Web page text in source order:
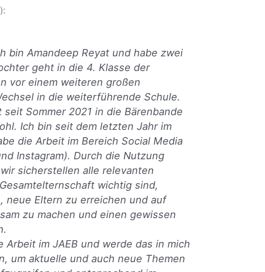
bin Amandeep Reyat und habe zwei
geht in die 4. Klasse der
vor einem weiteren großen
in die weiterführende Schule.
Sommer 2021 in die Bärenbande
Ich bin seit dem letzten Jahr im
die Arbeit im Bereich Social Media
Instagram). Durch die Nutzung
sicherstellen alle relevanten
wichtig sind,
neue Eltern zu erreichen und auf
zu machen und einen gewissen
Arbeit im JAEB und werde das in mich
um aktuelle und auch neue Themen